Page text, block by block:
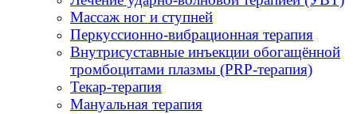
Массаж ног и ступней
Перкуссионно-вибрационная терапия
Внутрисуставные инъекции обогащённой
тромбоцитами плазмы (PRP-терапия)
Текар-терапия
Мануальная терапия